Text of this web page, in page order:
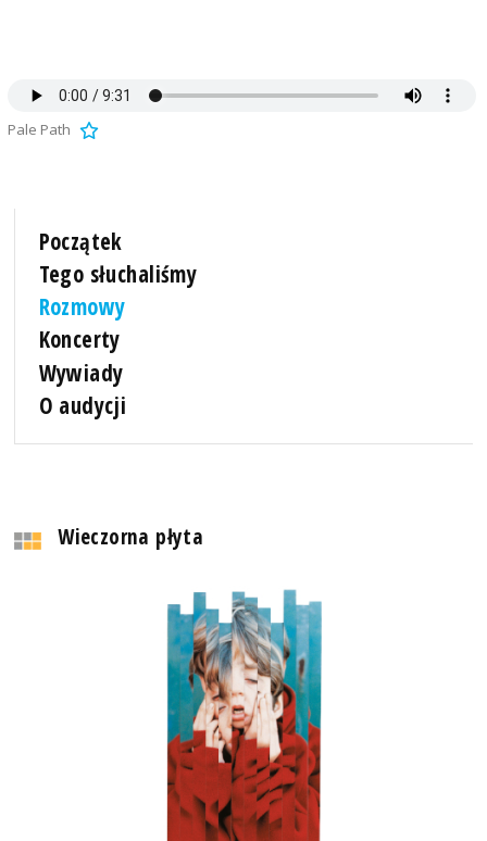
Pale Path
Początek
Tego słuchaliśmy
Rozmowy
Koncerty
Wywiady
O audycji
Wieczorna płyta